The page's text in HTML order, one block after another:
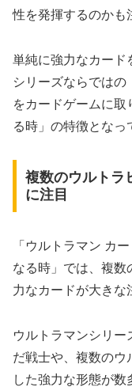
性を発揮するのかも
単純に強力なカード
シリーズならではの
をカードゲームに
る時」の特徴となっ
複数のウルトラ
に注目
「ウルトラマン カ
なる時」では、複数
力なカードが大きな
ウルトラマンシリー
だ戦士や、複数のウ
した強力な形態が数